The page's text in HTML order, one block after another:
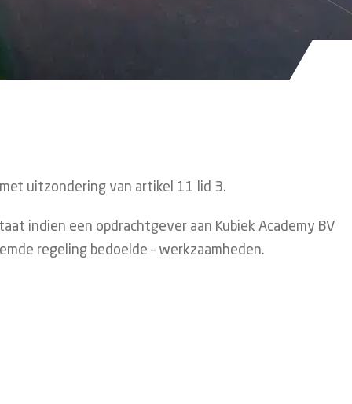
uitzondering van artikel 11 lid 3.
indien een opdrachtgever aan Kubiek Academy BV
regeling bedoelde – werkzaamheden.